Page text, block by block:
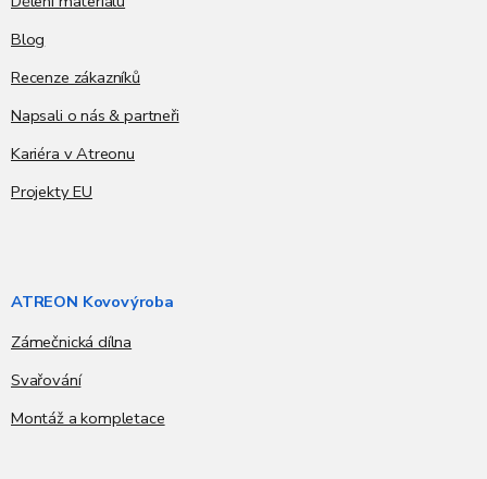
Blog
Recenze zákazníků
Napsali o nás & partneři
Kariéra v Atreonu
Projekty EU
ATREON Kovovýroba
Zámečnická dílna
Svařování
Montáž a kompletace